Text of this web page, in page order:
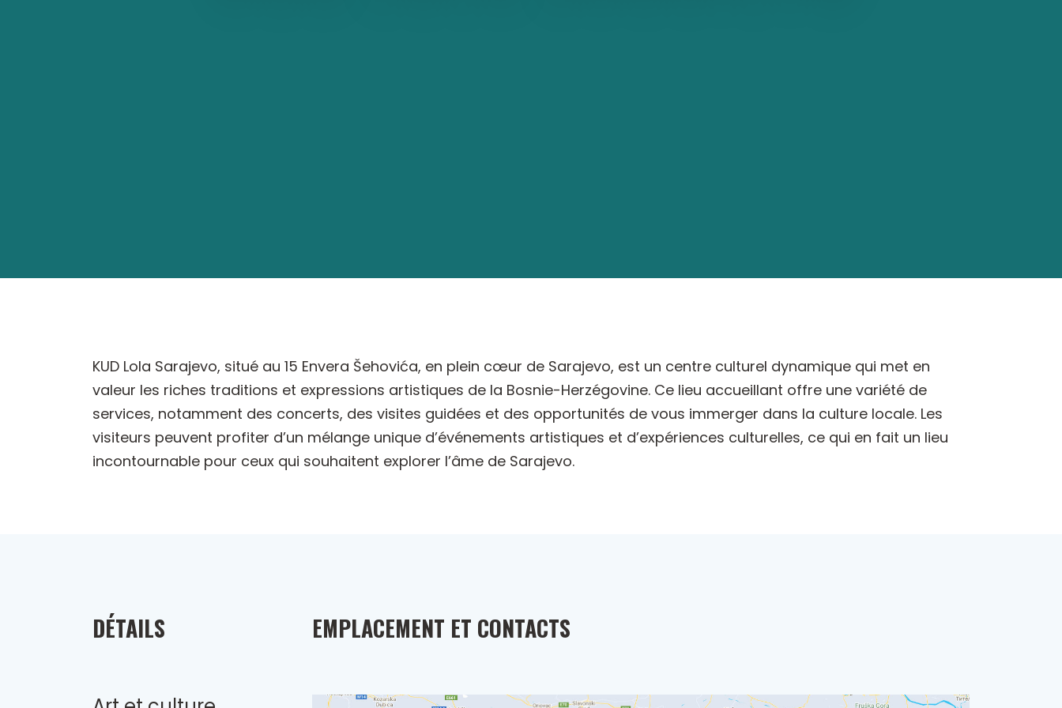
KUD Lola Sarajevo, situé au 15 Envera Šehovića, en plein cœur de Sarajevo, est un centre culturel dynamique qui met en
valeur les riches traditions et expressions artistiques de la Bosnie-Herzégovine. Ce lieu accueillant offre une variété de
services, notamment des concerts, des visites guidées et des opportunités de vous immerger dans la culture locale. Les
visiteurs peuvent profiter d’un mélange unique d’événements artistiques et d’expériences culturelles, ce qui en fait un lieu
incontournable pour ceux qui souhaitent explorer l’âme de Sarajevo.
DÉTAILS EMPLACEMENT ET CONTACTS